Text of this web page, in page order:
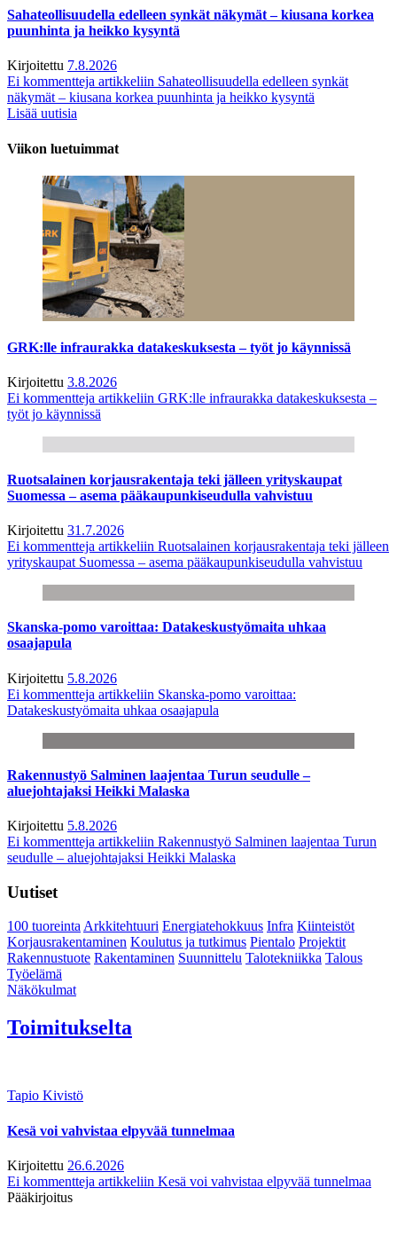
Sahateollisuudella edelleen synkät näkymät – kiusana korkea
puunhinta ja heikko kysyntä
Kirjoitettu 7.8.2026
Ei kommentteja artikkeliin Sahateollisuudella edelleen synkät
näkymät – kiusana korkea puunhinta ja heikko kysyntä
Lisää uutisia
Viikon luetuimmat
GRK:lle infraurakka datakeskuksesta – työt jo käynnissä
Kirjoitettu 3.8.2026
Ei kommentteja artikkeliin GRK:lle infraurakka datakeskuksesta –
työt jo käynnissä
Ruotsalainen korjausrakentaja teki jälleen yrityskaupat
Suomessa – asema pääkaupunkiseudulla vahvistuu
Kirjoitettu 31.7.2026
Ei kommentteja artikkeliin Ruotsalainen korjausrakentaja teki jälleen
yrityskaupat Suomessa – asema pääkaupunkiseudulla vahvistuu
Skanska-pomo varoittaa: Datakeskustyömaita uhkaa
osaajapula
Kirjoitettu 5.8.2026
Ei kommentteja artikkeliin Skanska-pomo varoittaa:
Datakeskustyömaita uhkaa osaajapula
Rakennustyö Salminen laajentaa Turun seudulle –
aluejohtajaksi Heikki Malaska
Kirjoitettu 5.8.2026
Ei kommentteja artikkeliin Rakennustyö Salminen laajentaa Turun
seudulle – aluejohtajaksi Heikki Malaska
Uutiset
100 tuoreintaArkkitehtuuri Energiatehokkuus Infra Kiinteistöt
Korjausrakentaminen Koulutus ja tutkimus Pientalo Projektit
Rakennustuote Rakentaminen Suunnittelu Talotekniikka Talous
Työelämä
Näkökulmat
Toimitukselta
Tapio Kivistö
Kesä voi vahvistaa elpyvää tunnelmaa
Kirjoitettu 26.6.2026
Ei kommentteja artikkeliin Kesä voi vahvistaa elpyvää tunnelmaa
Pääkirjoitus